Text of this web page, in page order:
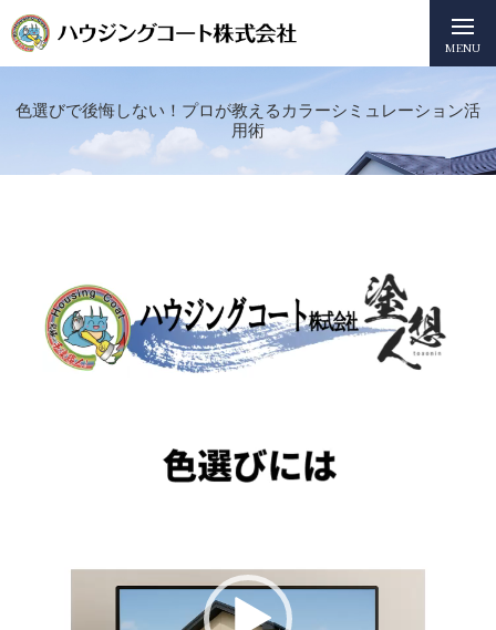
MENU
色選びで後悔しない！プロが教えるカラーシミュレーション活
用術